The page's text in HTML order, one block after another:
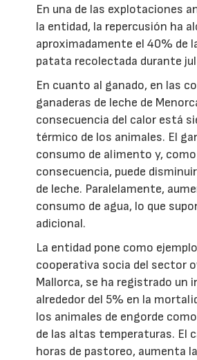
En una de las explotaciones
la entidad, la repercusión ha
aproximadamente el 40% de
patata recolectada durante
En cuanto al ganado, en las
ganaderas de leche de
consecuencia del calor está
térmico de los animales. El
consumo de alimento y, como
consecuencia, puede
de leche. Paralelamente,
consumo de agua, lo que
adicional.
La entidad pone como
cooperativa socia del sector
Mallorca, se ha registrado un
alrededor del 5% en la
los animales de engorde
de las altas temperaturas. El
horas de pastoreo, aumenta